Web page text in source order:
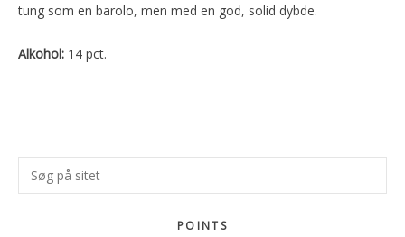
tung som en barolo, men med en god, solid dybde.
Alkohol: 14 pct.
Primær
Sidebar
Søg
på
POINTS